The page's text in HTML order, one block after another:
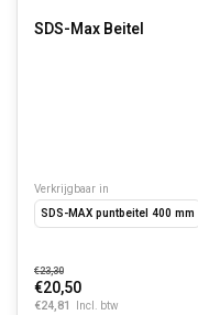
SDS-Max Beitel
Verkrijgbaar in
SDS-MAX puntbeitel 400 mm
€23,30
€20,50
€24,81 Incl. btw